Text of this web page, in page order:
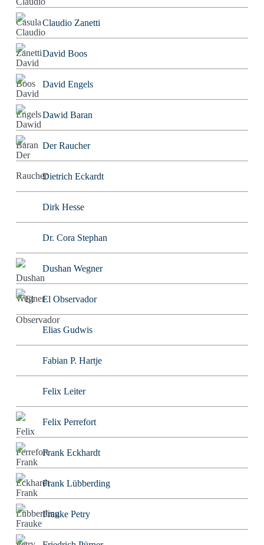
Claudio Zanetti
David Boos
David Engels
Dawid Baran
Der Raucher
Dietrich Eckardt
Dirk Hesse
Dr. Cora Stephan
Dushan Wegner
El Observador
Elias Gudwis
Fabian P. Hartje
Felix Leiter
Felix Perrefort
Frank Eckhardt
Frank Lübberding
Frauke Petry